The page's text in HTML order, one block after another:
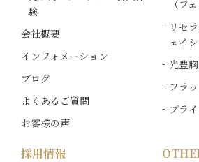
験
会社概要
インフォメーション
ブログ
よくあるご質問
お客様の声
（フ
リセ
ェイシ
光豊
フラ
ブラ
採用情報